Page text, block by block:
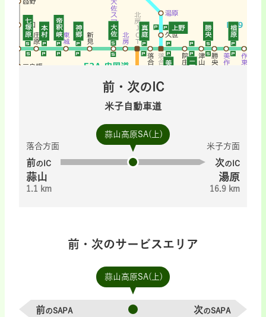
前・次のIC
米子自動車道
蒜山高原SA(上)
落合方面
前のIC
蒜山
1.1 km
米子方面
次のIC
湯原
16.9 km
前・次のサービスエリア
蒜山高原SA(上)
前のSAPA 次のSAPA